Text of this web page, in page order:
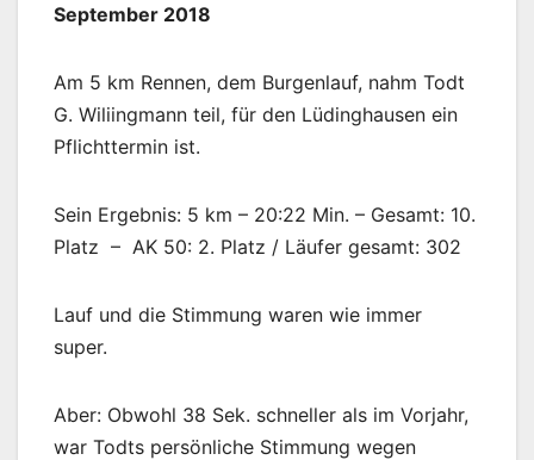
September 2018
Am 5 km Rennen, dem Burgenlauf, nahm Todt
G. Wiliingmann teil, für den Lüdinghausen ein
Pflichttermin ist.
Sein Ergebnis: 5 km – 20:22 Min. – Gesamt: 10.
Platz – AK 50: 2. Platz / Läufer gesamt: 302
Lauf und die Stimmung waren wie immer
super.
Aber: Obwohl 38 Sek. schneller als im Vorjahr,
war Todts persönliche Stimmung wegen